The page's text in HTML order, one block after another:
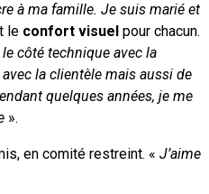
à ma famille. Je suis marié et
le confort visuel pour chacun.
côté technique avec la
la clientèle mais aussi de
quelques années, je me
».
en comité restreint. « J’aime